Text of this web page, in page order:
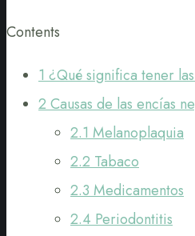
Contents
1 ¿Qué significa tener
2 Causas de las encías
2.1 Melanoplaquia
2.2 Tabaco
2.3 Medicamentos
2.4 Periodontitis